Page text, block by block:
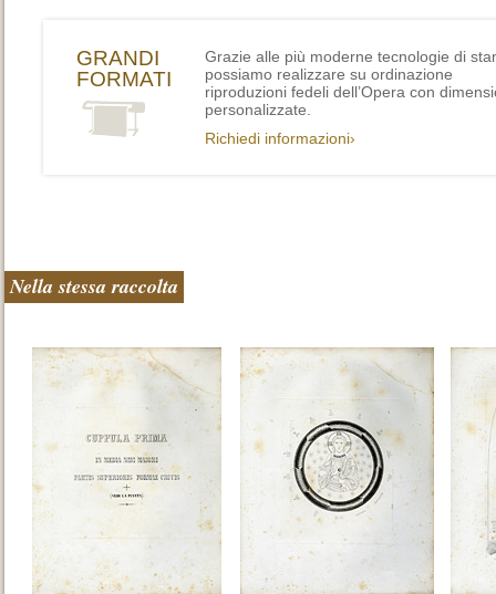
GRANDI
FORMATI
Grazie alle più moderne tecnologie di
possiamo realizzare su ordinazione
riproduzioni fedeli dell’Opera con
personalizzate.
Richiedi informazioni›
Nella stessa raccolta